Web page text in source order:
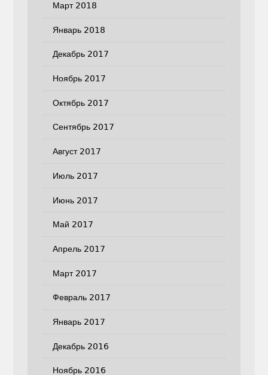
Март 2018
Январь 2018
Декабрь 2017
Ноябрь 2017
Октябрь 2017
Сентябрь 2017
Август 2017
Июль 2017
Июнь 2017
Май 2017
Апрель 2017
Март 2017
Февраль 2017
Январь 2017
Декабрь 2016
Ноябрь 2016